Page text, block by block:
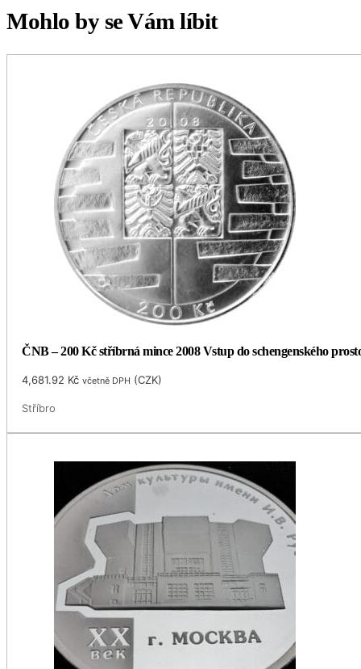
Mohlo by se Vám líbit
ČNB – 200 Kč stříbrná mince 2008 Vstup do schengenského
4,681.92 Kč včetně DPH (CZK)
Stříbro